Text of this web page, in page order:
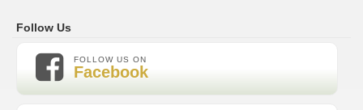
Follow Us
FOLLOW US ON
Facebook